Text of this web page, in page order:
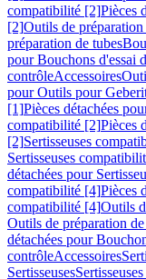
compatibilité [2]Pièces
[2]Outils de préparation
préparation de tubes
pour Bouchons d'essai
contrôleAccessoires
pour Outils pour
[1]Pièces détachées
compatibilité [2]Pièces
[2]Sertisseuses
Sertisseuses
détachées pour
compatibilité [4]Pièces
compatibilité [4]Outils
Outils de préparation
détachées pour
contrôleAccessoires
Sertisseuses